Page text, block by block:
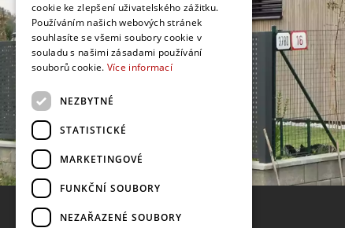
cookie ke zlepšení uživatelského zážitku.
Používáním našich webových stránek
souhlasíte se všemi soubory cookie v
souladu s našimi zásadami používání
souborů cookie. Více informací
NEZBYTNÉ
STATISTICKÉ
MARKETINGOVÉ
FUNKČNÍ SOUBORY
NEZAŘAZENÉ SOUBORY